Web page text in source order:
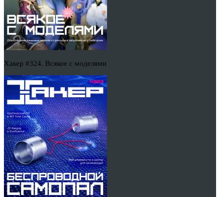
Хакер #324. Всякое с моделями